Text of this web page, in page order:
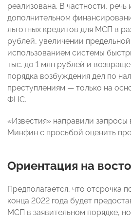
реализована. В частности, речь
дополнительном
льготных кредитов для МСП в
рублей, увеличении
использованием системы
тыс. до 1 млн рублей и
порядка возбуждения дел по
преступлениям — только на
ФНС.
«Известия» направили
Минфин с просьбой оценить
Ориентация на
Предполагается, что отсрочка
конца 2022 года будет
МСП в заявительном порядке,